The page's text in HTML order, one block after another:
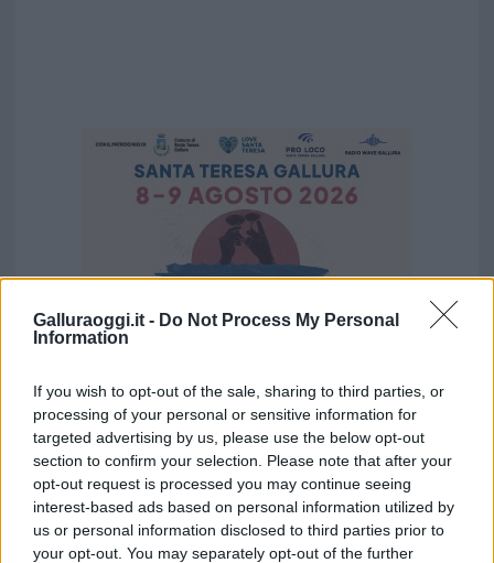
Galluraoggi.it - Do Not Process My Personal
Information
If you wish to opt-out of the sale, sharing to third parties, or
processing of your personal or sensitive information for
targeted advertising by us, please use the below opt-out
section to confirm your selection. Please note that after your
opt-out request is processed you may continue seeing
interest-based ads based on personal information utilized by
us or personal information disclosed to third parties prior to
your opt-out. You may separately opt-out of the further
Vuoi rimuovere le pubblicità nazionali?
Puoi abbonarti asoli € 1,10 al mese
cliccandoqui